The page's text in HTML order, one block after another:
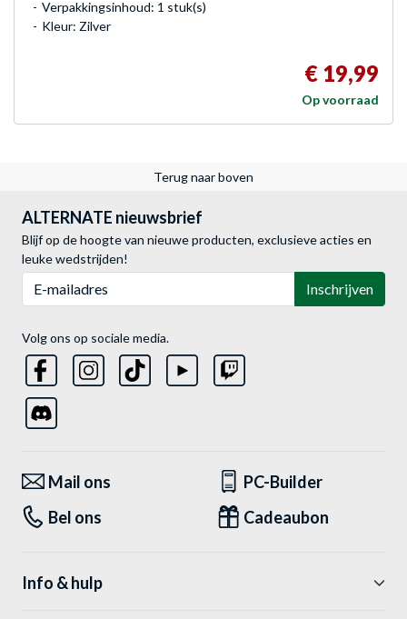
Verpakkingsinhoud: 1 stuk(s)
Kleur: Zilver
€ 19,99
Op voorraad
Terug naar boven
ALTERNATE nieuwsbrief
Blijf op de hoogte van nieuwe producten, exclusieve acties en
leuke wedstrijden!
Inschrijven
Volg ons op sociale media.
Mail ons
PC-Builder
Bel ons
Cadeaubon
Info & hulp